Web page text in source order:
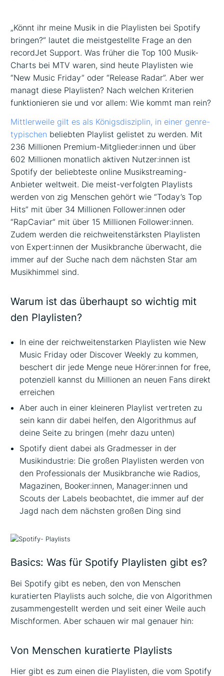
„Könnt ihr meine Musik in die Playlisten bei Spotify
bringen?“ lautet die meistgestellte Frage an den
recordJet Support. Was früher die Top 100 Musik-
Charts bei MTV waren, sind heute Playlisten wie
“New Music Friday” oder “Release Radar”. Aber wer
managt diese Playlisten? Nach welchen Kriterien
funktionieren sie und vor allem: Wie kommt man rein?
Mittlerweile gilt es als Königsdisziplin, in einer genre-
typischen beliebten Playlist gelistet zu werden. Mit
236 Millionen Premium-Mitglieder:innen und über
602 Millionen monatlich aktiven Nutzer:innen ist
Spotify der beliebteste online Musikstreaming-
Anbieter weltweit. Die meist-verfolgten Playlists
werden von zig Menschen gehört wie “Today’s Top
Hits” mit über 34 Millionen Follower:innen oder
“RapCaviar” mit über 15 Millionen Follower:innen.
Zudem werden die reichweitenstärksten Playlisten
von Expert:innen der Musikbranche überwacht, die
immer auf der Suche nach dem nächsten Star am
Musikhimmel sind.
Warum ist das überhaupt so wichtig mit
den Playlisten?
In eine der reichweitenstarken Playlisten wie New
Music Friday oder Discover Weekly zu kommen,
beschert dir jede Menge neue Hörer:innen for free,
potenziell kannst du Millionen an neuen Fans direkt
erreichen
Aber auch in einer kleineren Playlist vertreten zu
sein kann dir dabei helfen, den Algorithmus auf
deine Seite zu bringen (mehr dazu unten)
Spotify dient dabei als Gradmesser in der
Musikindustrie: Die großen Playlisten werden von
den Professionals der Musikbranche wie Radios,
Magazinen, Booker:innen, Manager:innen und
Scouts der Labels beobachtet, die immer auf der
Jagd nach dem nächsten großen Ding sind
Basics: Was für Spotify Playlisten gibt es?
Bei Spotify gibt es neben, den von Menschen
kuratierten Playlists auch solche, die von Algorithmen
zusammengestellt werden und seit einer Weile auch
Mischformen. Aber schauen wir mal genauer hin:
Von Menschen kuratierte Playlists
Hier gibt es zum einen die Playlisten, die vom Spotify